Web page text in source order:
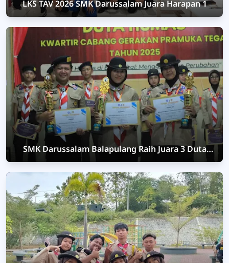
LKS TAV 2026 SMK Darussalam Juara Harapan 1
SMK Darussalam Balapulang Raih Juara 3 Duta
Humas Pramuka Kabupaten Tegal 2025